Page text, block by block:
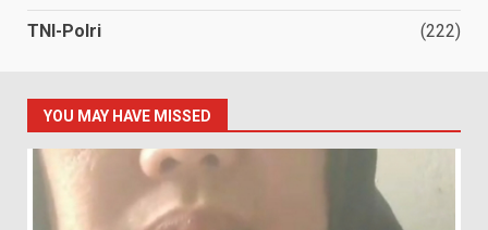
TNI-Polri (222)
YOU MAY HAVE MISSED